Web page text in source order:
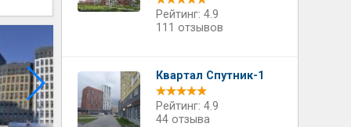
Рейтинг: 4.9
111 отзывов
Квартал Спутник-1
Рейтинг: 4.9
44 отзыва